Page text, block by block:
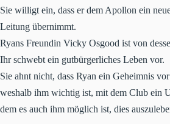
Sie willigt ein, dass er dem Apollon ein
Leitung übernimmt.
Ryans Freundin Vicky Osgood ist von
Ihr schwebt ein gutbürgerliches Leben vor.
Sie ahnt nicht, dass Ryan ein Geheimnis
weshalb ihm wichtig ist, mit dem Club ein
dem es auch ihm möglich ist, dies